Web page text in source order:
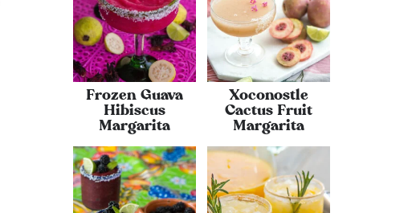
Frozen Guava
Hibiscus
Margarita
Xoconostle
Cactus Fruit
Margarita